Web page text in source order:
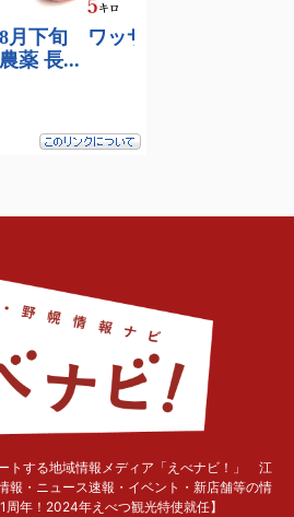
トする地域情報メディア「えべナビ！」 江
報・ニュース速報・イベント・新店舗等の情
周年！2024年えべつ観光特使就任】